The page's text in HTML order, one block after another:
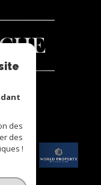
des
des
!